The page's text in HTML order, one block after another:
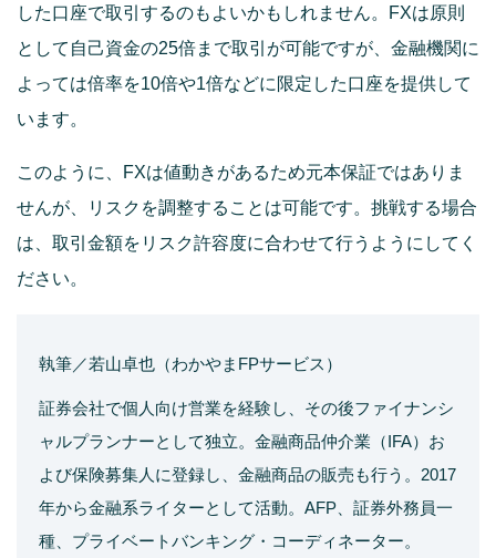
した口座で取引するのもよいかもしれません。FXは原則
として自己資金の25倍まで取引が可能ですが、金融機関に
よっては倍率を10倍や1倍などに限定した口座を提供して
います。
このように、FXは値動きがあるため元本保証ではありま
せんが、リスクを調整することは可能です。挑戦する場合
は、取引金額をリスク許容度に合わせて行うようにしてく
ださい。
執筆／若山卓也（わかやまFPサービス）
証券会社で個人向け営業を経験し、その後ファイナンシ
ャルプランナーとして独立。金融商品仲介業（IFA）お
よび保険募集人に登録し、金融商品の販売も行う。2017
年から金融系ライターとして活動。AFP、証券外務員一
種、プライベートバンキング・コーディネーター。